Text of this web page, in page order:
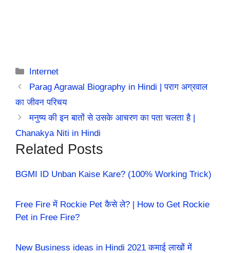
Categories
Internet
Parag Agrawal Biography in Hindi | पराग अग्रवाल
का जीवन परिचय
मनुष्य की इन बातों से उसके आचरण का पता चलता है |
Chanakya Niti in Hindi
Related Posts
BGMI ID Unban Kaise Kare? (100% Working Trick)
Free Fire में Rockie Pet कैसे ले? | How to Get Rockie
Pet in Free Fire?
New Business ideas in Hindi 2021 कमाई लाखों में